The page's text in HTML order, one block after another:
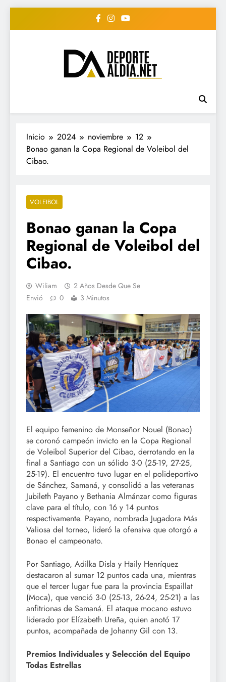
• DEPORTE AL DIA •
"Periodico Deportivo
Digital"
#deportealdiard #deportealdiaperiodico
Inicio 2024 noviembre
12
Bonao ganan la Copa Regional de Voleibol del
Cibao.
VOLEIBOL
Bonao ganan la Copa
Regional de Voleibol del
Cibao.
Wiliam
2 Años Desde Que Se
Envió
0 3 Minutos
El equipo femenino de Monseñor Nouel (Bonao)
se coronó campeón invicto en la Copa Regional
de Voleibol Superior del Cibao, derrotando en la
final a Santiago con un sólido 3-0 (25-19, 27-25,
25-19). El encuentro tuvo lugar en el polideportivo
de Sánchez, Samaná, y consolidó a las veteranas
Jubileth Payano y Bethania Almánzar como figuras
clave para el título, con 16 y 14 puntos
respectivamente. Payano, nombrada Jugadora Más
Valiosa del torneo, lideró la ofensiva que otorgó a
Bonao el campeonato.
Por Santiago, Adilka Disla y Haily Henríquez
destacaron al sumar 12 puntos cada una, mientras
que el tercer lugar fue para la provincia Espaillat
(Moca), que venció 3-0 (25-13, 26-24, 25-21) a las
anfitrionas de Samaná. El ataque mocano estuvo
liderado por Elízabeth Ureña, quien anotó 17
puntos, acompañada de Johanny Gil con 13.
Premios Individuales y Selección del Equipo
Todas Estrellas